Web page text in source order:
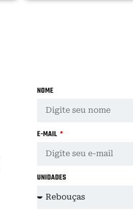
NOME
E-MAIL
UNIDADES